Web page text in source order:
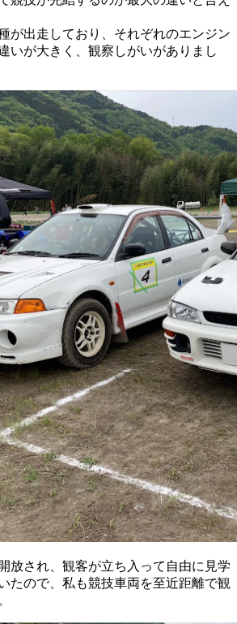
が出走しており、それぞれのエンジン
いが大きく、観察しがいがありまし
放され、観客が立ち入って自由に見学
たので、私も競技車両を至近距離で観